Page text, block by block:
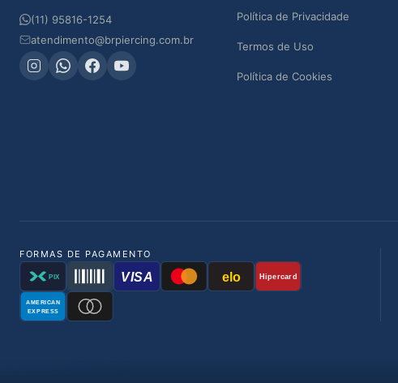
(11) 95816-1254
atendimento@brpiercing.com.br
Política de Privacidade
Termos de Uso
Política de Cookies
FORMAS DE PAGAMENTO
PIX VISA elo Hipercard
AMERICAN
EXPRESS